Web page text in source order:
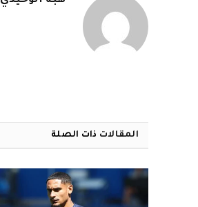
المقالات ذات الصلة